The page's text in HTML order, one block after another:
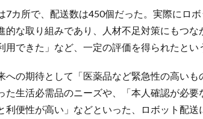
7カ所で、配送数は450個だった。実際にロ
的な取り組みであり、人材不足対策にもつな
用できた」など、一定の評価を得られたとい
への期待として「医薬品など緊急性の高い
た生活必需品のニーズや、「本人確認が必
利便性が高い」などといった、ロボット配